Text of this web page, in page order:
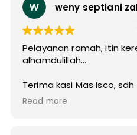
weny septiani
Pelayanan ramah, itin
alhamdulillah...
Terima kasi Mas Isco,
selama 4D 3N di Lombok
Read more